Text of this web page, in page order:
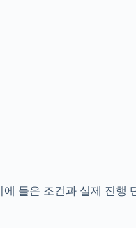
들은 조건과 실제 진행